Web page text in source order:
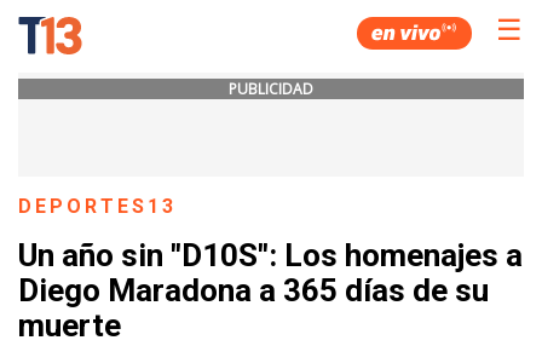
☰
PUBLICIDAD
DEPORTES13
Un año sin "D10S": Los homenajes a
Diego Maradona a 365 días de su
muerte